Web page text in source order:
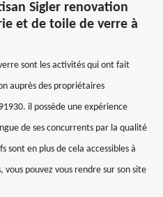
Sigler renovation
et de toile de verre à
sont les activités qui ont fait
auprès des propriétaires
il possède une expérience
de ses concurrents par la qualité
sont en plus de cela accessibles à
pouvez vous rendre sur son site